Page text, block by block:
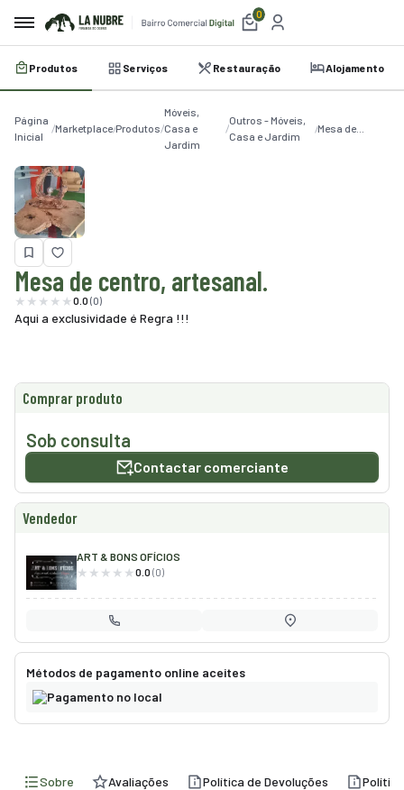
0
Produtos Serviços Restauração Alojamento
Página
Inicial
Marketplace Produtos
Móveis,
Casa e
Jardim
Outros - Móveis,
Casa e Jardim
Mesa de
Mesa de centro, artesanal.
0.0 (0)
Aqui a exclusividade é Regra !!!
Comprar produto
Sob consulta
Contactar comerciante
Vendedor
ART & BONS OFÍCIOS
0.0 (0)
Métodos de pagamento online aceites
Pagamento no local
Sobre Avaliações Política de Devoluções